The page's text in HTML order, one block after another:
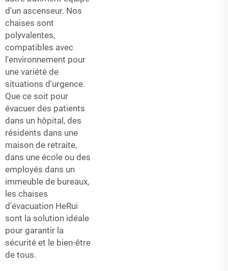
d'un ascenseur. Nos
chaises sont
polyvalentes,
compatibles avec
l'environnement pour
une variété de
situations d'urgence.
Que ce soit pour
évacuer des patients
dans un hôpital, des
résidents dans une
maison de retraite,
dans une école ou des
employés dans un
immeuble de bureaux,
les chaises
d'évacuation HeRui
sont la solution idéale
pour garantir la
sécurité et le bien-être
de tous.